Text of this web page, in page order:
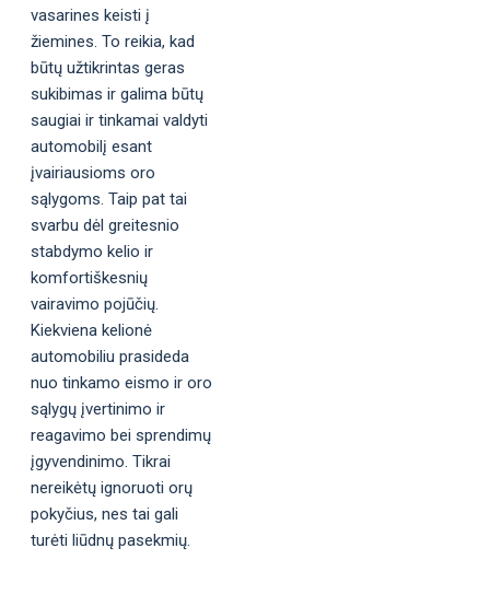
vasarines keisti į
žiemines. To reikia, kad
būtų užtikrintas geras
sukibimas ir galima būtų
saugiai ir tinkamai valdyti
automobilį esant
įvairiausioms oro
sąlygoms. Taip pat tai
svarbu dėl greitesnio
stabdymo kelio ir
komfortiškesnių
vairavimo pojūčių.
Kiekviena kelionė
automobiliu prasideda
nuo tinkamo eismo ir oro
sąlygų įvertinimo ir
reagavimo bei sprendimų
įgyvendinimo. Tikrai
nereikėtų ignoruoti orų
pokyčius, nes tai gali
turėti liūdnų pasekmių.